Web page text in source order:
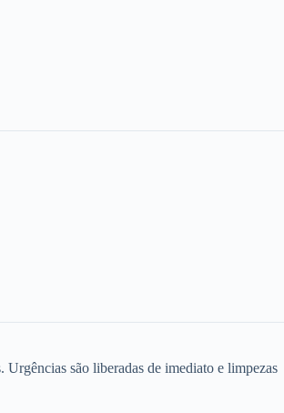
Urgências são liberadas de imediato e limpezas